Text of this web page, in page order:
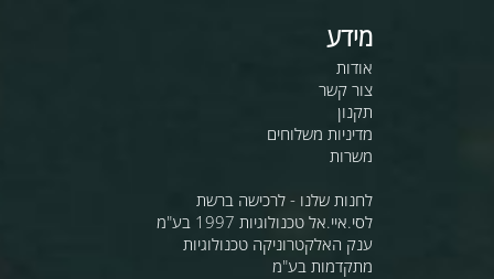
מידע
אודות
צור קשר
תקנון
מדיניות משלוחים
משרות
לחנות שלנו - לרכישה ברשת
לסי.איי.אל טכנולוגיות 1997 בע"מ
ענק האלקטרוניקה טכנולוגיות
מתקדמות בע"מ